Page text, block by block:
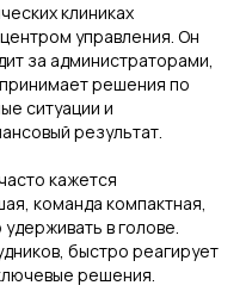
клиниках
управления. Он
за администраторами,
решения по
ситуации и
результат.
кажется
команда компактная,
в голове.
быстро реагирует
решения.